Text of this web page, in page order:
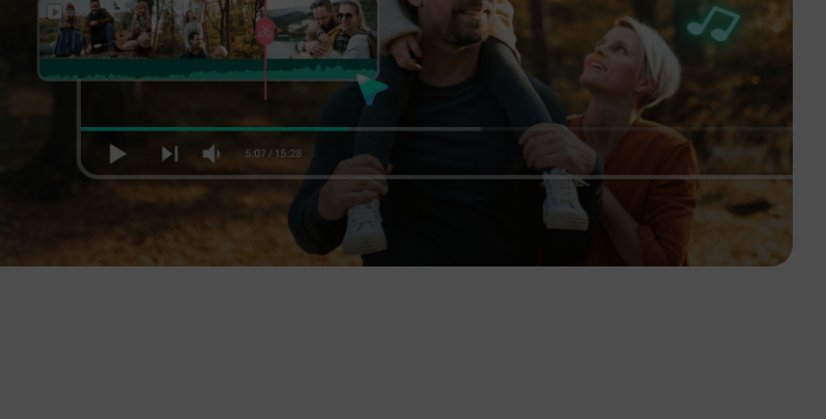
Alle Produkte ansehen
Kostenloser Download
Kostenloser Download
Mehr erfahren 👉
Kostenloser Download
Kostenloser Download